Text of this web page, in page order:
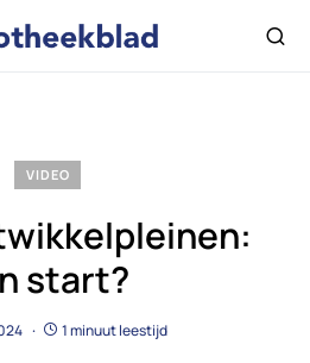
VIDEO
start?
1 minuut leestijd